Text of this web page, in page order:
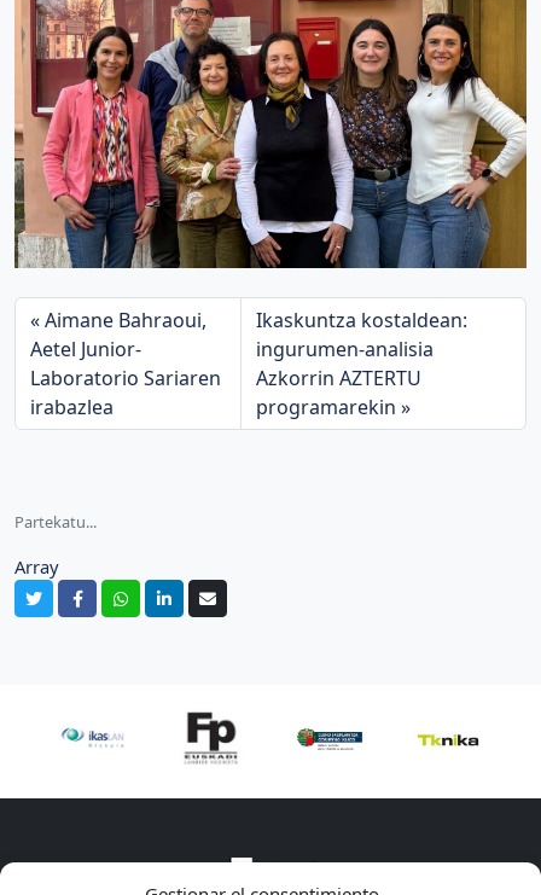
Aimane Bahraoui,
Aetel Junior-
Laboratorio Sariaren
irabazlea
Ikaskuntza kostaldean:
ingurumen-analisia
Azkorrin AZTERTU
programarekin
Partekatu...
Array